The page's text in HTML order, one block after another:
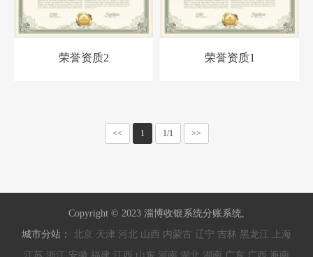
荣誉资质2 荣誉资质1
<< 1 1/1 >>
Copyright © 2023 淄博收银系统分账系统,
城市分站： 北京 天津 河北 山西 内蒙古 辽宁 吉林 黑龙江
上海